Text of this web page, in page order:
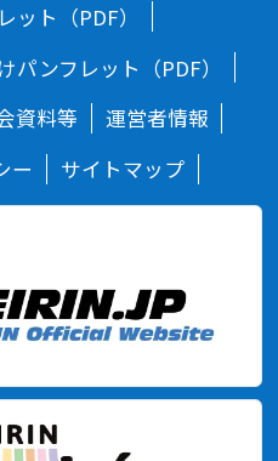
ット（PDF）
ンフレット（PDF）
資料等
運営者情報
ー
サイトマップ